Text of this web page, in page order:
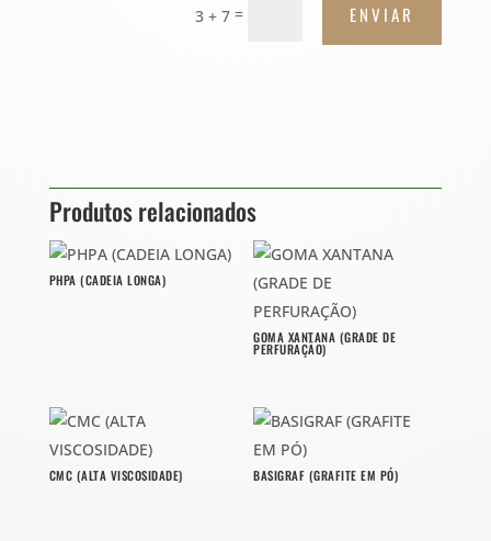
3 + 7 = ENVIAR
Produtos relacionados
PHPA (CADEIA LONGA)
GOMA XANTANA (GRADE DE
PERFURAÇÃO)
CMC (ALTA VISCOSIDADE) BASIGRAF (GRAFITE EM PÓ)